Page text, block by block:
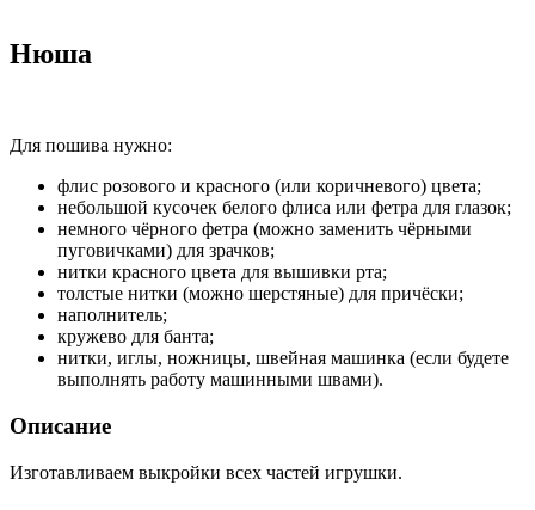
Нюша
Для пошива нужно:
флис розового и красного (или коричневого) цвета;
небольшой кусочек белого флиса или фетра для глазок;
немного чёрного фетра (можно заменить чёрными
пуговичками) для зрачков;
нитки красного цвета для вышивки рта;
толстые нитки (можно шерстяные) для причёски;
наполнитель;
кружево для банта;
нитки, иглы, ножницы, швейная машинка (если будете
выполнять работу машинными швами).
Описание
Изготавливаем выкройки всех частей игрушки.